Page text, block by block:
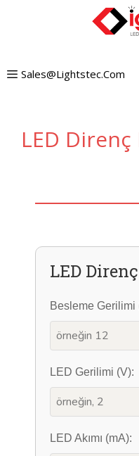
Sales@lightstec.com
LED Direnç
LED
Besleme Gerilimi
LED Gerilimi (V):
LED Akımı (mA):